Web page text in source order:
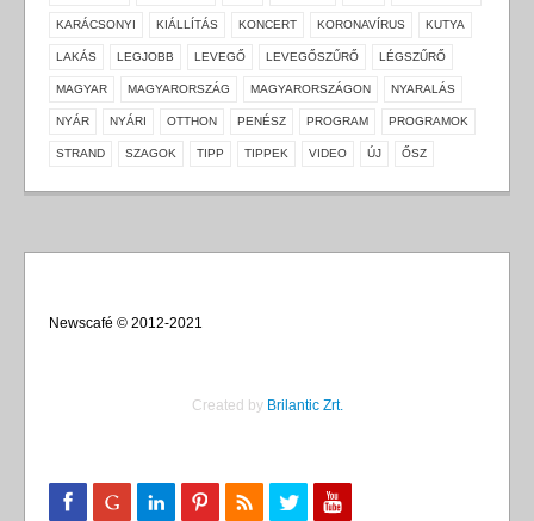
KARÁCSONYI KIÁLLÍTÁS KONCERT KORONAVÍRUS KUTYA
LAKÁS LEGJOBB LEVEGŐ LEVEGŐSZŰRŐ LÉGSZŰRŐ
MAGYAR MAGYARORSZÁG MAGYARORSZÁGON NYARALÁS
NYÁR NYÁRI OTTHON PENÉSZ PROGRAM PROGRAMOK
STRAND SZAGOK TIPP TIPPEK VIDEO ÚJ ŐSZ
Newscafé © 2012-2021
Created by Brilantic Zrt.